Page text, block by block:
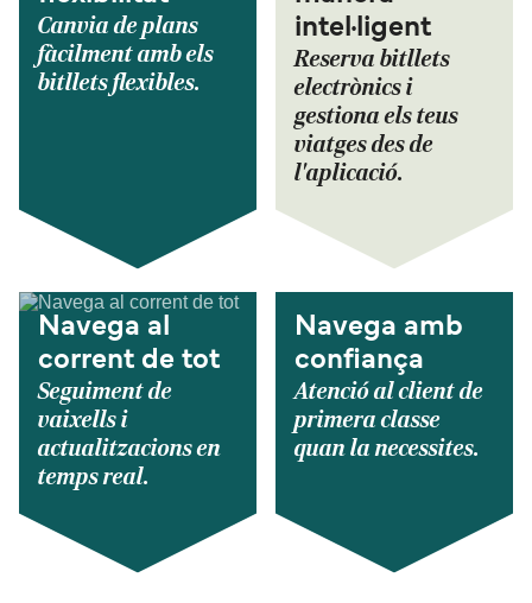
Canvia de plans
fàcilment amb els
bitllets flexibles.
intel·ligent
Reserva bitllets
electrònics i
gestiona els teus
viatges des de
l'aplicació.
Navega al
corrent de tot
Seguiment de
vaixells i
actualitzacions en
temps real.
Navega amb
confiança
Atenció al client de
primera classe
quan la necessites.